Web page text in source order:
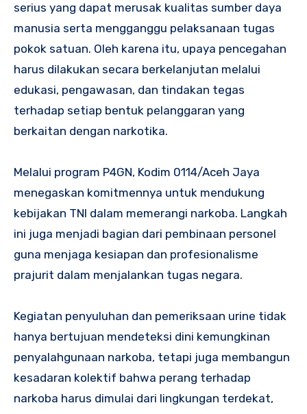
serius yang dapat merusak kualitas sumber daya
manusia serta mengganggu pelaksanaan tugas
pokok satuan. Oleh karena itu, upaya pencegahan
harus dilakukan secara berkelanjutan melalui
edukasi, pengawasan, dan tindakan tegas
terhadap setiap bentuk pelanggaran yang
berkaitan dengan narkotika.
Melalui program P4GN, Kodim 0114/Aceh Jaya
menegaskan komitmennya untuk mendukung
kebijakan TNI dalam memerangi narkoba. Langkah
ini juga menjadi bagian dari pembinaan personel
guna menjaga kesiapan dan profesionalisme
prajurit dalam menjalankan tugas negara.
Kegiatan penyuluhan dan pemeriksaan urine tidak
hanya bertujuan mendeteksi dini kemungkinan
penyalahgunaan narkoba, tetapi juga membangun
kesadaran kolektif bahwa perang terhadap
narkoba harus dimulai dari lingkungan terdekat,